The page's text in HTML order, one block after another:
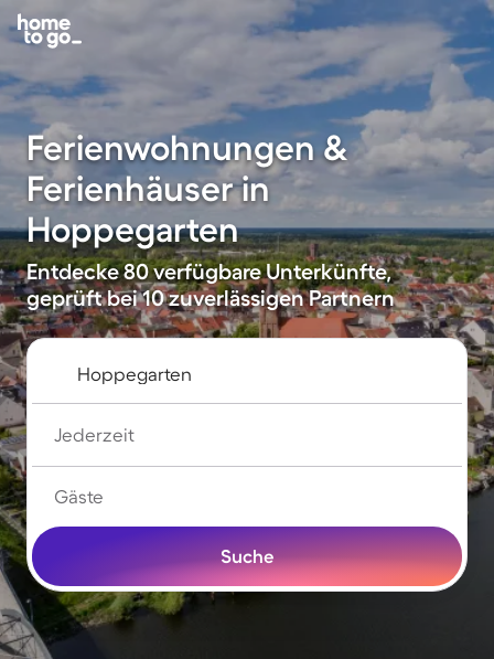
Ferienwohnungen &
Ferienhäuser in
Hoppegarten
Entdecke 80 verfügbare Unterkünfte,
geprüft bei 10 zuverlässigen Partnern
Jederzeit
Gäste
Suche